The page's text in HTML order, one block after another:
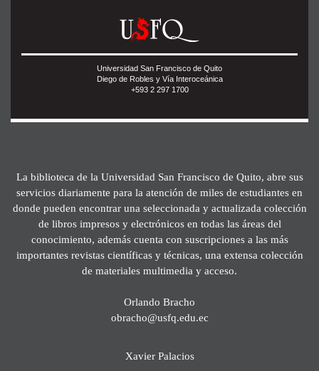
Universidad San Francisco de Quito
Diego de Robles y Vía Interoceánica
+593 2 297 1700
La biblioteca de la Universidad San Francisco de Quito, abre sus
servicios diariamente para la atención de miles de estudiantes en
donde pueden encontrar una seleccionada y actualizada colección
de libros impresos y electrónicos en todas las áreas del
conocimiento, además cuenta con suscripciones a las más
importantes revistas científicas y técnicas, una extensa colección
de materiales multimedia y acceso.
Orlando Bracho
obracho@usfq.edu.ec
Xavier Palacios